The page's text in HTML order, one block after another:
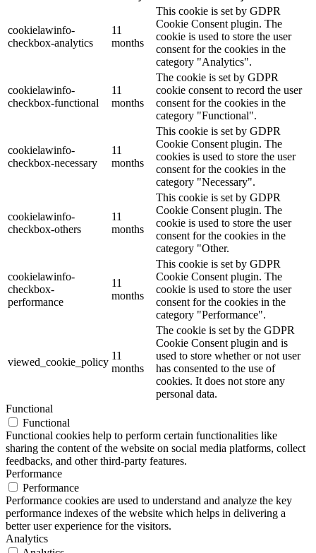
cookielawinfo-
checkbox-analytics
11
months
This cookie is set by GDPR
Cookie Consent plugin. The
cookie is used to store the user
consent for the cookies in the
category "Analytics".
cookielawinfo-
checkbox-functional
11
months
The cookie is set by GDPR
cookie consent to record the user
consent for the cookies in the
category "Functional".
cookielawinfo-
checkbox-necessary
11
months
This cookie is set by GDPR
Cookie Consent plugin. The
cookies is used to store the user
consent for the cookies in the
category "Necessary".
cookielawinfo-
checkbox-others
11
months
This cookie is set by GDPR
Cookie Consent plugin. The
cookie is used to store the user
consent for the cookies in the
category "Other.
cookielawinfo-
checkbox-
performance
11
months
This cookie is set by GDPR
Cookie Consent plugin. The
cookie is used to store the user
consent for the cookies in the
category "Performance".
viewed_cookie_policy
11
months
The cookie is set by the GDPR
Cookie Consent plugin and is
used to store whether or not user
has consented to the use of
cookies. It does not store any
personal data.
Functional
Functional
Functional cookies help to perform certain functionalities like
sharing the content of the website on social media platforms, collect
feedbacks, and other third-party features.
Performance
Performance
Performance cookies are used to understand and analyze the key
performance indexes of the website which helps in delivering a
better user experience for the visitors.
Analytics